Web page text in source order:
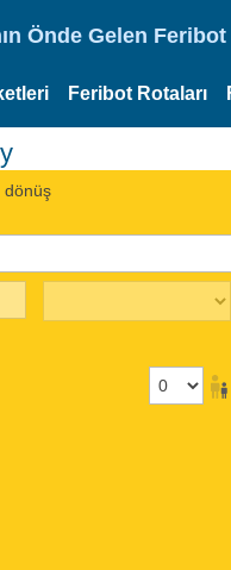
Önde Gelen
Feribot Rotaları
dönüş